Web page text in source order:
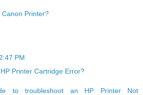
Canon Printer?
PM
Printer Cartridge Error?
to troubleshoot an HP Printer Not